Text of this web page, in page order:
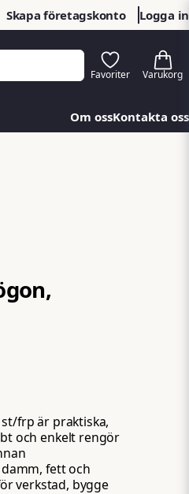
Skapa företagskonto Logga in
Om ossKontakta oss
frp är praktiska,
och enkelt rengör
fett och
verkstad, bygge